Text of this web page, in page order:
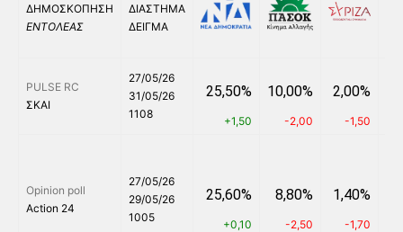
ΔΗΜΟΣΚΟΠΗΣΗ
ΕΝΤΟΛΕΑΣ
ΔΙΑΣΤΗΜΑ
ΔΕΙΓΜΑ
PULSE RC
ΣΚΑΙ
27/05/26
31/05/26
1108
25,50%
+1,50
10,00%
-2,00
2,00%
-1,50
Opinion poll
Action 24
27/05/26
29/05/26
1005
25,60%
+0,10
8,80%
-2,50
1,40%
-1,70